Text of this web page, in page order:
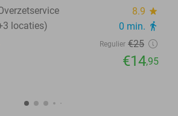
8.9 star
locaties) 0 min. directions_walk
Regulier €25
€14,95